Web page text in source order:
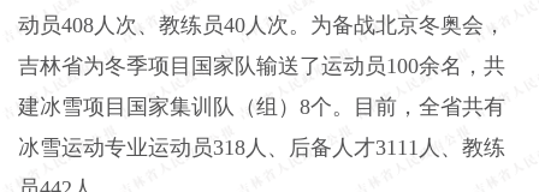
动员408 人次、教练员40 人次。为备战北京冬奥会，
吉林省为冬季项目国家队输送了运动员100余名，共
建冰雪项目国家集训队（组） 8个。目前，全省共有
冰雪运动专业运动员318 人、后备人才3111 人、教练